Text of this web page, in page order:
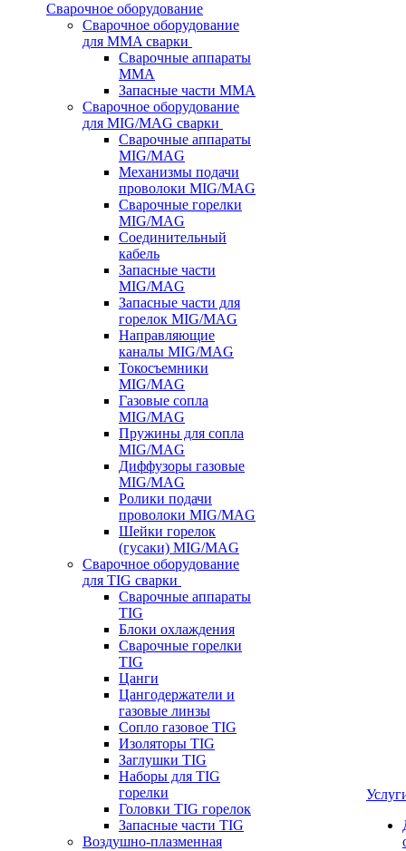
Сварочное оборудование
Сварочное оборудование
для MMA сварки
Сварочные аппараты
MMA
Запасные части MMA
Сварочное оборудование
для MIG/MAG сварки
Сварочные аппараты
MIG/MAG
Механизмы подачи
проволоки MIG/MAG
Сварочные горелки
MIG/MAG
Соединительный
кабель
Запасные части
MIG/MAG
Запасные части для
горелок MIG/MAG
Направляющие
каналы MIG/MAG
Токосъемники
MIG/MAG
Газовые сопла
MIG/MAG
Пружины для сопла
MIG/MAG
Диффузоры газовые
MIG/MAG
Ролики подачи
проволоки MIG/MAG
Шейки горелок
(гусаки) MIG/MAG
Сварочное оборудование
для TIG сварки
Сварочные аппараты
TIG
Блоки охлаждения
Сварочные горелки
TIG
Цанги
Цангодержатели и
газовые линзы
Сопло газовое TIG
Изоляторы TIG
Заглушки TIG
Наборы для TIG
горелки
Головки TIG горелок
Запасные части TIG
Воздушно-плазменная